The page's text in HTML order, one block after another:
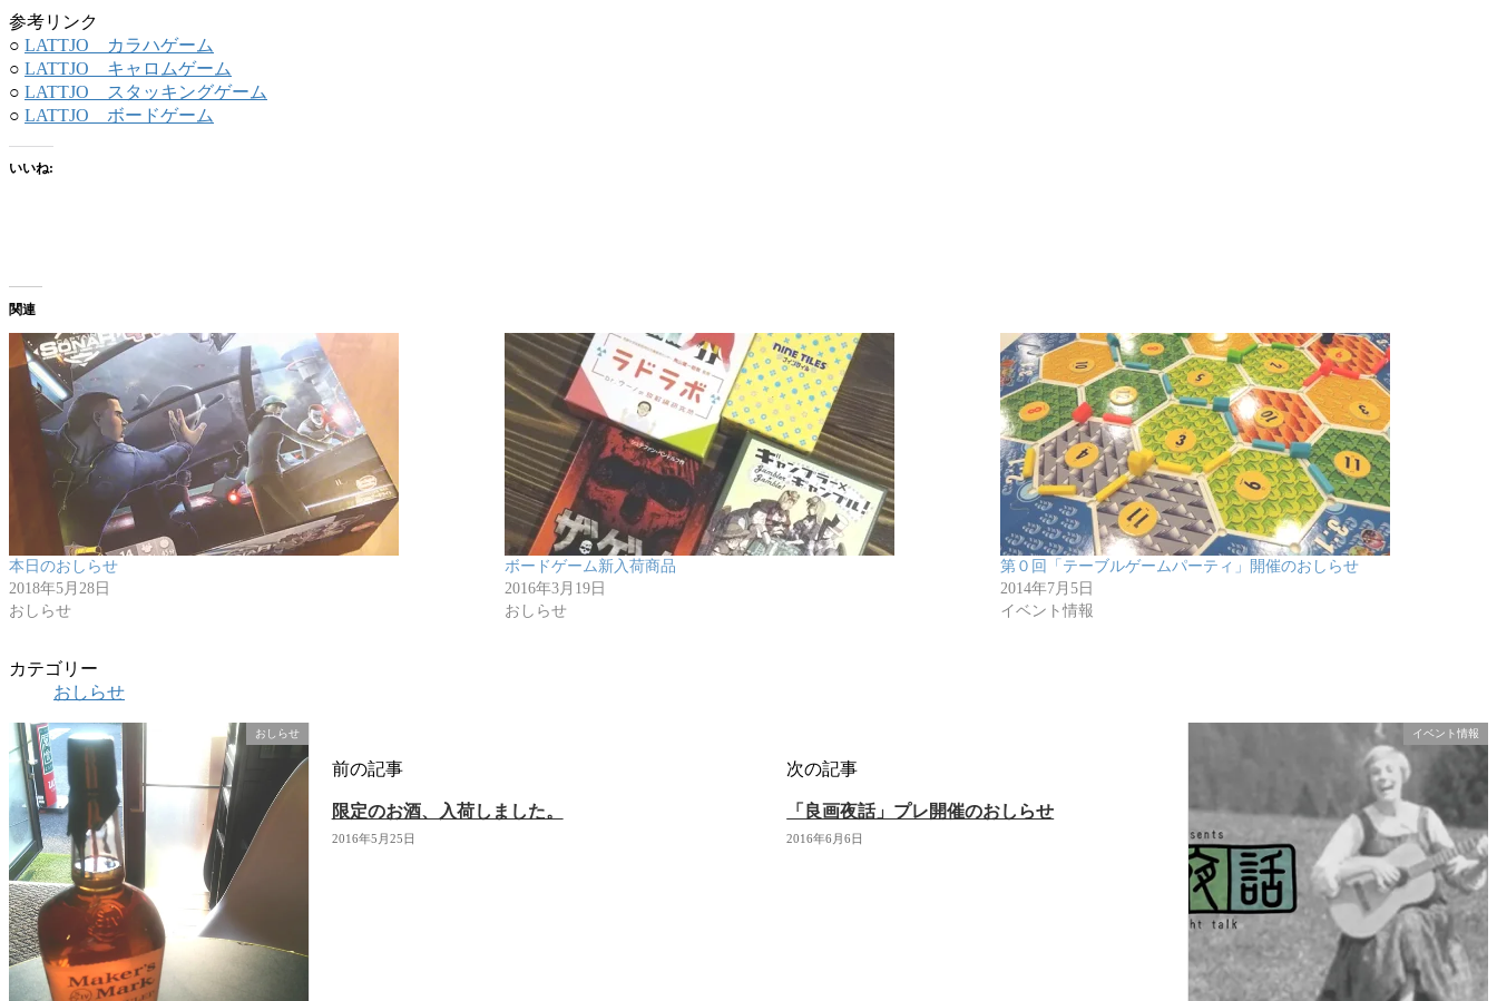
参考リンク
○ LATTJO カラハゲーム
○ LATTJO キャロムゲーム
○ LATTJO スタッキングゲーム
○ LATTJO ボードゲーム
いいね:
関連
本日のおしらせ
2018年5月28日
おしらせ
ボードゲーム新入荷商品
2016年3月19日
おしらせ
第０回「テーブルゲームパーティ」開催のおしらせ
2014年7月5日
イベント情報
カテゴリー
おしらせ
おしらせ
前の記事
限定のお酒、入荷しました。
2016年5月25日
イベント情報
次の記事
「良画夜話」プレ開催のおしらせ
2016年6月6日